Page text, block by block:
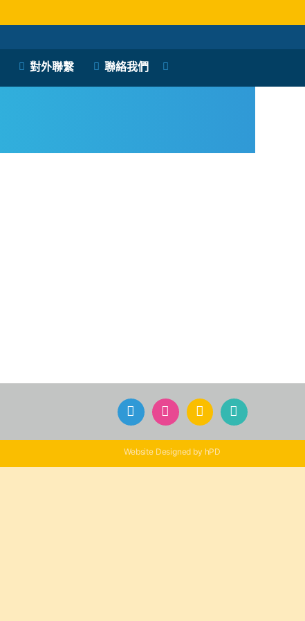
對外聯繫 聯絡我們
Website Designed by hPD